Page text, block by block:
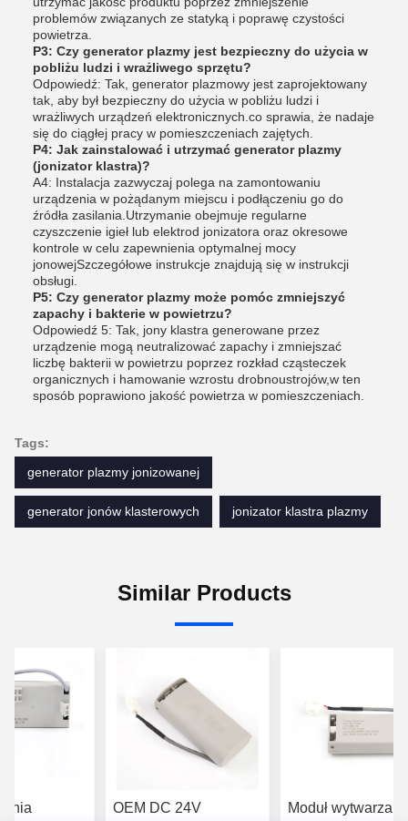
problemów związanych ze statyką i poprawę czystości
powietrza.
P3: Czy generator plazmy jest bezpieczny do użycia w
pobliżu ludzi i wrażliwego sprzętu?
Odpowiedź: Tak, generator plazmowy jest zaprojektowany
tak, aby był bezpieczny do użycia w pobliżu ludzi i
wrażliwych urządzeń elektronicznych.co sprawia, że nadaje
się do ciągłej pracy w pomieszczeniach zajętych.
P4: Jak zainstalować i utrzymać generator plazmy
(jonizator klastra)?
A4: Instalacja zazwyczaj polega na zamontowaniu
urządzenia w pożądanym miejscu i podłączeniu go do
źródła zasilania.Utrzymanie obejmuje regularne
czyszczenie igieł lub elektrod jonizatora oraz okresowe
kontrole w celu zapewnienia optymalnej mocy
jonowejSzczegółowe instrukcje znajdują się w instrukcji
obsługi.
P5: Czy generator plazmy może pomóc zmniejszyć
zapachy i bakterie w powietrzu?
Odpowiedź 5: Tak, jony klastra generowane przez
urządzenie mogą neutralizować zapachy i zmniejszać
liczbę bakterii w powietrzu poprzez rozkład cząsteczek
organicznych i hamowanie wzrostu drobnoustrojów,w ten
sposób poprawiono jakość powietrza w pomieszczeniach.
Tags:
generator plazmy jonizowanej
generator jonów klasterowych jonizator klastra plazmy
Similar Products
OEM DC 24V
Moduł